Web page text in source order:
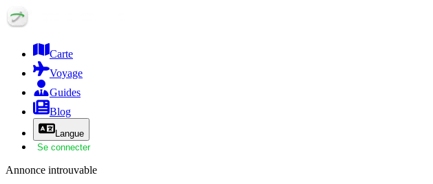
Carte
Voyage
Guides
Blog
Langue
Se connecter
Annonce introuvable